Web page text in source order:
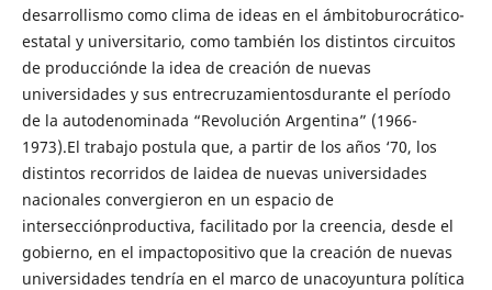
desarrollismo como clima de ideas en el ámbitoburocrático-
estatal y universitario, como también los distintos circuitos
de producciónde la idea de creación de nuevas
universidades y sus entrecruzamientosdurante el período
de la autodenominada “Revolución Argentina” (1966-
1973).El trabajo postula que, a partir de los años ‘70, los
distintos recorridos de laidea de nuevas universidades
nacionales convergieron en un espacio de
intersecciónproductiva, facilitado por la creencia, desde el
gobierno, en el impactopositivo que la creación de nuevas
universidades tendría en el marco de unacoyuntura política